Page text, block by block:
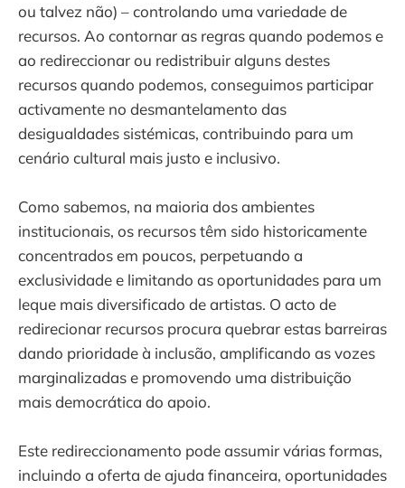
ou talvez não) – controlando uma variedade de
recursos. Ao contornar as regras quando podemos e
ao redireccionar ou redistribuir alguns destes
recursos quando podemos, conseguimos participar
activamente no desmantelamento das
desigualdades sistémicas, contribuindo para um
cenário cultural mais justo e inclusivo.
Como sabemos, na maioria dos ambientes
institucionais, os recursos têm sido historicamente
concentrados em poucos, perpetuando a
exclusividade e limitando as oportunidades para um
leque mais diversificado de artistas. O acto de
redirecionar recursos procura quebrar estas barreiras
dando prioridade à inclusão, amplificando as vozes
marginalizadas e promovendo uma distribuição
mais democrática do apoio.
Este redireccionamento pode assumir várias formas,
incluindo a oferta de ajuda financeira, oportunidades